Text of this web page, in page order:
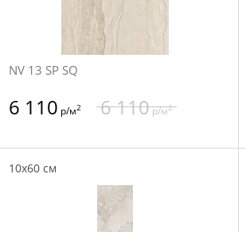
NV 13 SP SQ
6 110 р/м2 6 110р/м2
10x60 см